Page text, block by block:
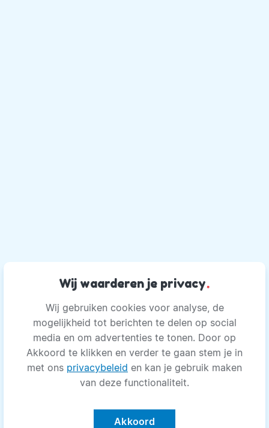
Wij waarderen je privacy.
Wij gebruiken cookies voor analyse, de
mogelijkheid tot berichten te delen op social
media en om advertenties te tonen. Door op
Akkoord te klikken en verder te gaan stem je in
met ons privacybeleid en kan je gebruik maken
van deze functionaliteit.
Akkoord